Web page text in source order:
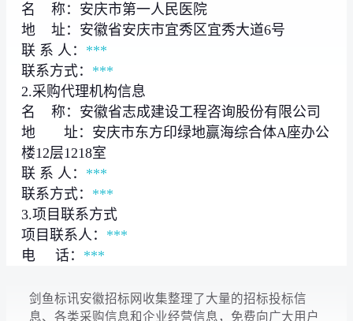
名 称：安庆市第一人民医院
地 址：安徽省安庆市宜秀区宜秀大道6号
联 系 人： ***
联系方式： ***
2.采购代理机构信息
名 称：安徽省志成建设工程咨询股份有限公司
地 址：安庆市东方印绿地赢海综合体A座办公
楼12层1218室
联 系 人： ***
联系方式： ***
3.项目联系方式
项目联系人： ***
电 话： ***
剑鱼标讯安徽招标网收集整理了大量的招标投标信
息、各类采购信息和企业经营信息，免费向广大用户